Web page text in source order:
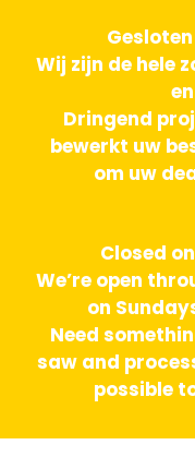
Gesloten
Wij zijn de hele
Dringend
bewerkt uw
om uw
Closed
We’re open
on
Need
saw and
possible